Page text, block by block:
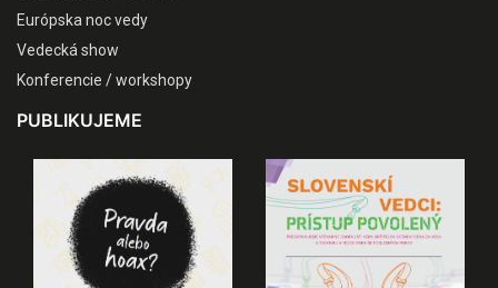
Európska noc vedy
Vedecká show
Konferencie / workshopy
PUBLIKUJEME